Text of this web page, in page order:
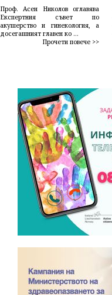
Проф. Асен Николов оглавява
Експертния съвет по
акушерство и гинекология, а
досегашният главен ко ...
Прочети повече >>